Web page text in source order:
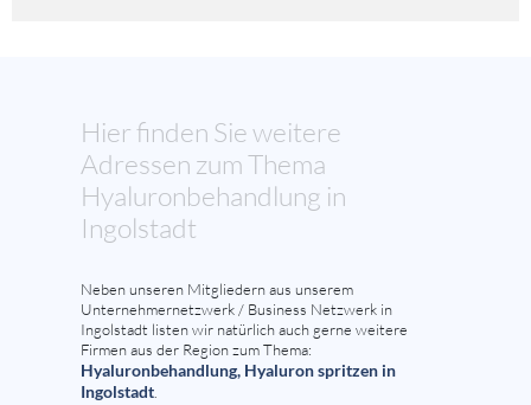
Hier finden Sie weitere
Adressen zum Thema
Hyaluronbehandlung in
Ingolstadt
Neben unseren Mitgliedern aus unserem
Unternehmernetzwerk / Business Netzwerk in
Ingolstadt listen wir natürlich auch gerne weitere
Firmen aus der Region zum Thema:
Hyaluronbehandlung, Hyaluron spritzen in
Ingolstadt.